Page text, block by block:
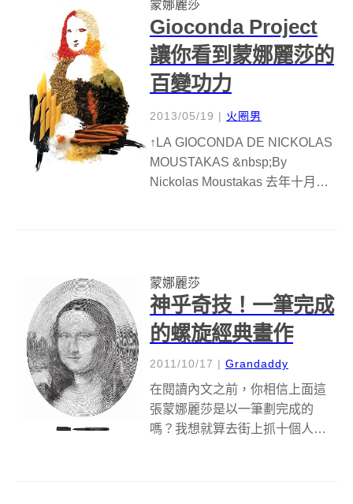
中不安的漣漪…，但是居然有博
物館完全做出和世...
蒙娜麗莎
Gioconda Project
讓你看到蒙娜麗莎的
百變功力
2013/05/19 | 火圈男
↑LA GIOCONDA DE NICKOLAS
MOUSTAKAS &nbsp;By
Nickolas Moustakas 去年十月一
蒙娜麗莎
神乎奇技！一筆完成
的螺旋經典畫作
2011/10/17 | Grandaddy
在閱讀內文之前，你相信上面這
張蒙娜麗莎是以一筆劃完成的
嗎？我想就算去街上抓十個人來